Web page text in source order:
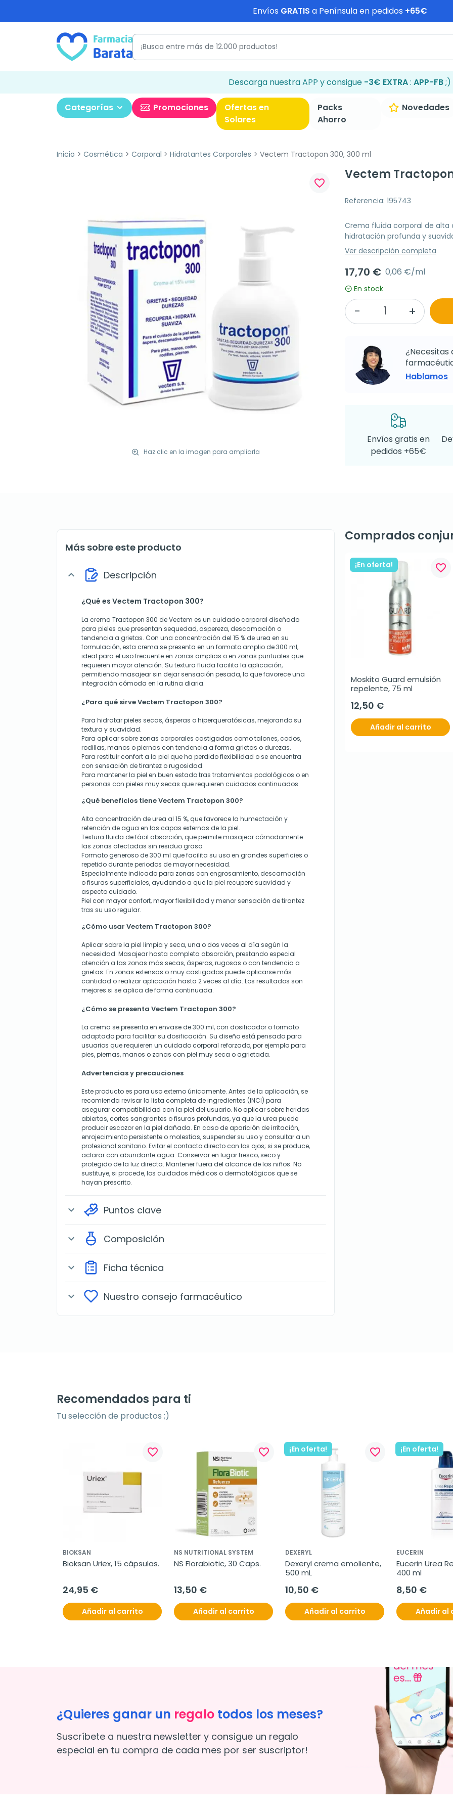
Envíos GRATIS a Península en pedidos +65€
Descarga nuestra APP y consigue -3€ EXTRA: APP-FB;)
Categorías Promociones
Ofertas en
Solares
Packs
Ahorro
Novedades
Inicio Cosmética Corporal Hidratantes Corporales Vectem Tractopon 300, 300 ml
Haz clic en la imagen para ampliarla
favorite_border
Vectem
Referencia: 195743
Crema fluida corporal de
hidratación profunda y
Ver descripción completa
17,70 € 0,06 €/ml
En stock
¿Necesitas
Hablamos
Envíos gratis en
pedidos +65€
Más sobre este producto
expand_more Descripción
¿Qué es Vectem Tractopon 300?
La crema Tractopon 300 de Vectem es un cuidado corporal diseñado
para pieles que presentan sequedad, aspereza, descamación o
tendencia a grietas. Con una concentración del 15 % de urea en su
formulación, esta crema se presenta en un formato amplio de 300 ml,
ideal para el uso frecuente en zonas amplias o en zonas puntuales que
requieren mayor atención. Su textura fluida facilita la aplicación,
permitiendo masajear sin dejar sensación pesada, lo que favorece una
integración cómoda en la rutina diaria.
¿Para qué sirve Vectem Tractopon 300?
Para hidratar pieles secas, ásperas o hiperqueratósicas, mejorando su
textura y suavidad.
Para aplicar sobre zonas corporales castigadas como talones, codos,
rodillas, manos o piernas con tendencia a forma grietas o durezas.
Para restituir confort a la piel que ha perdido flexibilidad o se encuentra
con sensación de tirantez o rugosidad.
Para mantener la piel en buen estado tras tratamientos podológicos o en
personas con pieles muy secas que requieren cuidados continuados.
¿Qué beneficios tiene Vectem Tractopon 300?
Alta concentración de urea al 15 %, que favorece la humectación y
retención de agua en las capas externas de la piel.
Textura fluida de fácil absorción, que permite masajear cómodamente
las zonas afectadas sin residuo graso.
Formato generoso de 300 ml que facilita su uso en grandes superficies o
repetido durante periodos de mayor necesidad.
Especialmente indicado para zonas con engrosamiento, descamación
o fisuras superficiales, ayudando a que la piel recupere suavidad y
aspecto cuidado.
Piel con mayor confort, mayor flexibilidad y menor sensación de tirantez
tras su uso regular.
¿Cómo usar Vectem Tractopon 300?
Aplicar sobre la piel limpia y seca, una o dos veces al día según la
necesidad. Masajear hasta completa absorción, prestando especial
atención a las zonas más secas, ásperas, rugosas o con tendencia a
grietas. En zonas extensas o muy castigadas puede aplicarse más
cantidad o realizar aplicación hasta 2 veces al día. Los resultados son
mejores si se aplica de forma continuada.
¿Cómo se presenta Vectem Tractopon 300?
La crema se presenta en envase de 300 ml, con dosificador o formato
adaptado para facilitar su dosificación. Su diseño está pensado para
usuarios que requieren un cuidado corporal reforzado, por ejemplo para
pies, piernas, manos o zonas con piel muy seca o agrietada.
Advertencias y precauciones
Este producto es para uso externo únicamente. Antes de la aplicación, se
recomienda revisar la lista completa de ingredientes (INCI) para
asegurar compatibilidad con la piel del usuario. No aplicar sobre heridas
abiertas, cortes sangrantes o fisuras profundas, ya que la urea puede
producir escozor en la piel dañada. En caso de aparición de irritación,
enrojecimiento persistente o molestias, suspender su uso y consultar a un
profesional sanitario. Evitar el contacto directo con los ojos; si se produce,
aclarar con abundante agua. Conservar en lugar fresco, seco y
protegido de la luz directa. Mantener fuera del alcance de los niños. No
sustituye, si procede, los cuidados médicos o dermatológicos que se
hayan prescrito.
expand_more Puntos clave
expand_more Composición
expand_more Ficha técnica
expand_more Nuestro consejo farmacéutico
Comprados
¡En oferta! favorite_border
Moskito Guard emulsión
repelente, 75 ml
12,50 €
Añadir al carrito
Recomendados para ti
Tu selección de productos ;)
favorite_border
BIOKSAN
Bioksan Uriex, 15 cápsulas.
24,95 €
Añadir al carrito
favorite_border
NS NUTRITIONAL SYSTEM
NS Florabiotic, 30 Caps.
13,50 €
Añadir al carrito
¡En oferta! favorite_border
DEXERYL
Dexeryl crema emoliente,
500 mL
10,50 €
Añadir al carrito
¡En oferta!
EUCERIN
Eucerin Urea
400 ml
8,50 €
Añadir al
¿Quieres ganar un regalo todos los meses?
Suscríbete a nuestra newsletter y consigue un regalo
especial en tu compra de cada mes por ser suscriptor!